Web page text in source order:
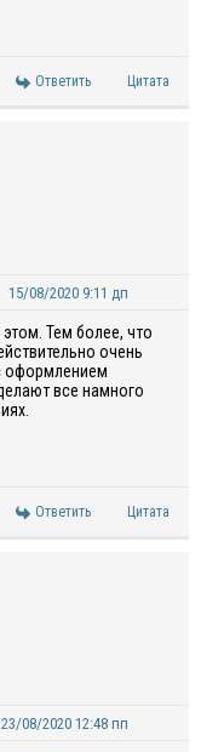
Ответить Цитата
15/08/2020 9:11 дп
Тем более, что
очень
оформлением
все намного
Ответить Цитата
23/08/2020 12:48 пп